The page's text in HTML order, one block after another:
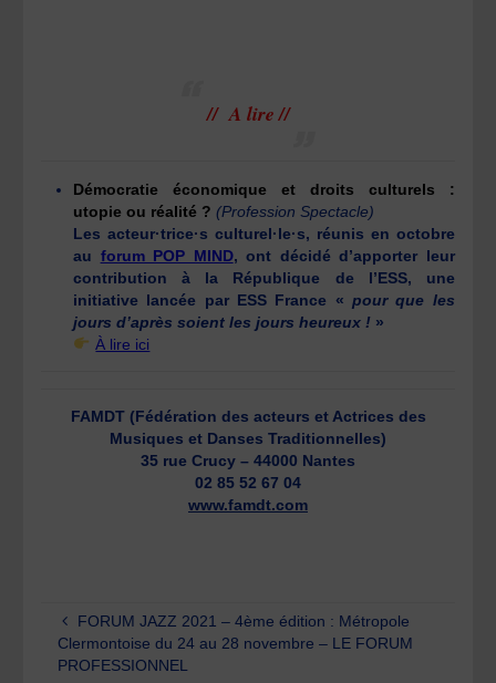
// A lire //
Démocratie économique et droits culturels :
utopie ou réalité ?(Profession Spectacle)
Les acteur·trice·s culturel·le·s, réunis en octobre
au forum POP MIND, ont décidé d’apporter leur
contribution à la République de l’ESS, une
initiative lancée par ESS France «pour que les
jours d’après soient les jours heureux ! »
À lire ici
FAMDT (Fédération des acteurs et Actrices des
Musiques et Danses Traditionnelles)
35 rue Crucy – 44000 Nantes
02 85 52 67 04
www.famdt.com
FORUM JAZZ 2021 – 4ème édition : Métropole
Clermontoise du 24 au 28 novembre – LE FORUM
PROFESSIONNEL